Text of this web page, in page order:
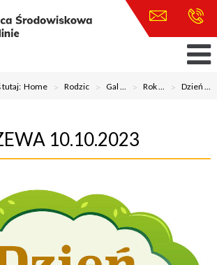
tutaj:Home > Rodzic > Gal ... > Rok ... > Dzień ...
10.10.2023